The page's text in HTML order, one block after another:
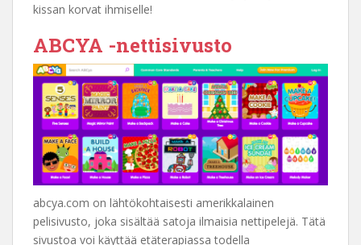
kissan korvat ihmiselle!
ABCYA -nettisivusto
abcya.com on lähtökohtaisesti amerikkalainen
pelisivusto, joka sisältää satoja ilmaisia nettipelejä. Tätä
sivustoa voi käyttää etäterapiassa todella